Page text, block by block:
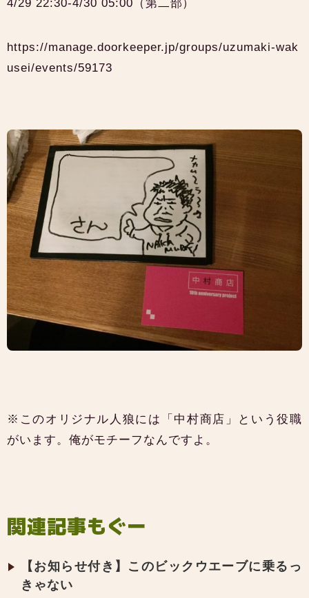
https://manage.doorkeeper.jp/groups/uzumaki-wak
usei/events/59173
※このオリジナル人狼には「中村商店」という役職
がいます。俺がモチーフなんですよ。
関連記事もぐー
【お知らせ付き】このビックウエーブに乗るっ
きゃない